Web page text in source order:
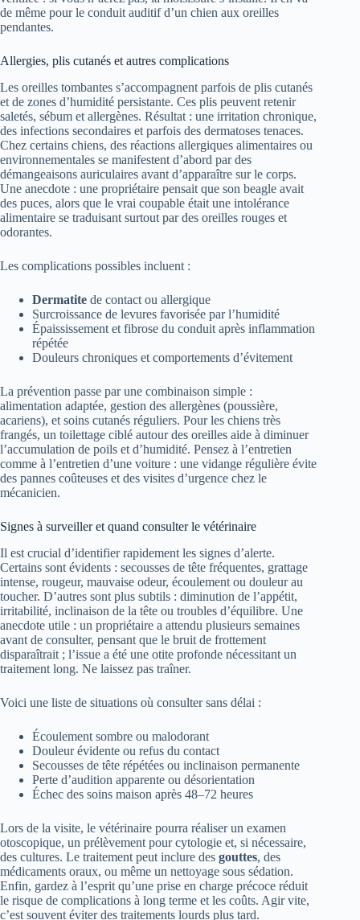
de même pour le conduit auditif d’un chien aux oreilles
pendantes.
Allergies, plis cutanés et autres complications
Les oreilles tombantes s’accompagnent parfois de plis cutanés
et de zones d’humidité persistante. Ces plis peuvent retenir
saletés, sébum et allergènes. Résultat : une irritation chronique,
des infections secondaires et parfois des dermatoses tenaces.
Chez certains chiens, des réactions allergiques alimentaires ou
environnementales se manifestent d’abord par des
démangeaisons auriculaires avant d’apparaître sur le corps.
Une anecdote : une propriétaire pensait que son beagle avait
des puces, alors que le vrai coupable était une intolérance
alimentaire se traduisant surtout par des oreilles rouges et
odorantes.
Les complications possibles incluent :
Dermatite de contact ou allergique
Surcroissance de levures favorisée par l’humidité
Épaississement et fibrose du conduit après inflammation
répétée
Douleurs chroniques et comportements d’évitement
La prévention passe par une combinaison simple :
alimentation adaptée, gestion des allergènes (poussière,
acariens), et soins cutanés réguliers. Pour les chiens très
frangés, un toilettage ciblé autour des oreilles aide à diminuer
l’accumulation de poils et d’humidité. Pensez à l’entretien
comme à l’entretien d’une voiture : une vidange régulière évite
des pannes coûteuses et des visites d’urgence chez le
mécanicien.
Signes à surveiller et quand consulter le vétérinaire
Il est crucial d’identifier rapidement les signes d’alerte.
Certains sont évidents : secousses de tête fréquentes, grattage
intense, rougeur, mauvaise odeur, écoulement ou douleur au
toucher. D’autres sont plus subtils : diminution de l’appétit,
irritabilité, inclinaison de la tête ou troubles d’équilibre. Une
anecdote utile : un propriétaire a attendu plusieurs semaines
avant de consulter, pensant que le bruit de frottement
disparaîtrait ; l’issue a été une otite profonde nécessitant un
traitement long. Ne laissez pas traîner.
Voici une liste de situations où consulter sans délai :
Écoulement sombre ou malodorant
Douleur évidente ou refus du contact
Secousses de tête répétées ou inclinaison permanente
Perte d’audition apparente ou désorientation
Échec des soins maison après 48–72 heures
Lors de la visite, le vétérinaire pourra réaliser un examen
otoscopique, un prélèvement pour cytologie et, si nécessaire,
des cultures. Le traitement peut inclure des gouttes, des
médicaments oraux, ou même un nettoyage sous sédation.
Enfin, gardez à l’esprit qu’une prise en charge précoce réduit
le risque de complications à long terme et les coûts. Agir vite,
c’est souvent éviter des traitements lourds plus tard.